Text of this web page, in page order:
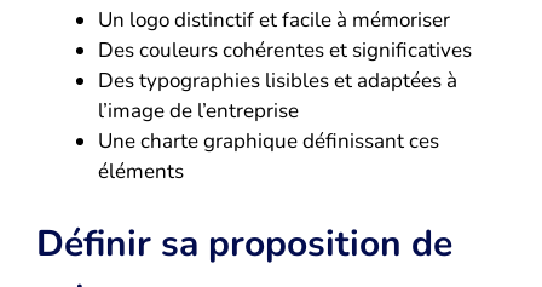
Un logo distinctif et facile à mémoriser
Des couleurs cohérentes et significatives
Des typographies lisibles et adaptées à
l’image de l’entreprise
Une charte graphique définissant ces
éléments
Définir sa proposition de